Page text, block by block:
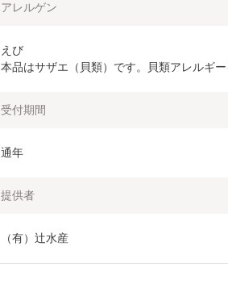
アレルゲン
えび
本品はサザエ（貝類）です。貝類アレルギ
受付期間
通年
提供者
（有）辻水産